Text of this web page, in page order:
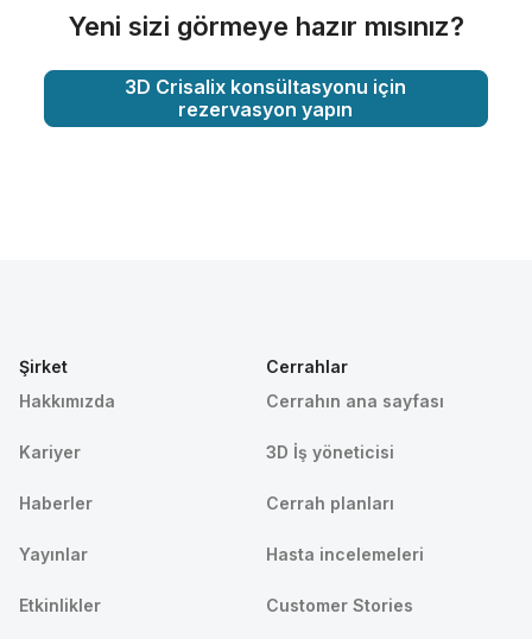
Yeni sizi görmeye hazır mısınız?
3D Crisalix konsültasyonu için
rezervasyon yapın
Şirket
Hakkımızda
Kariyer
Haberler
Yayınlar
Etkinlikler
Cerrahlar
Cerrahın ana sayfası
3D İş yöneticisi
Cerrah planları
Hasta incelemeleri
Customer Stories